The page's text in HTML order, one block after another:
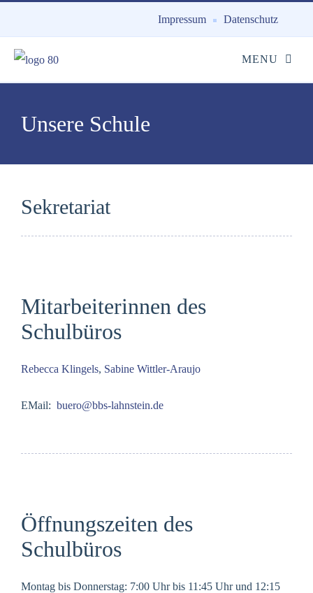
Impressum Datenschutz
Unsere Schule
Sekretariat
Mitarbeiterinnen des
Schulbüros
Rebecca Klingels, Sabine Wittler-Araujo
EMail: buero@bbs-lahnstein.de
Öffnungszeiten des
Schulbüros
Montag bis Donnerstag: 7:00 Uhr bis 11:45 Uhr und 12:15